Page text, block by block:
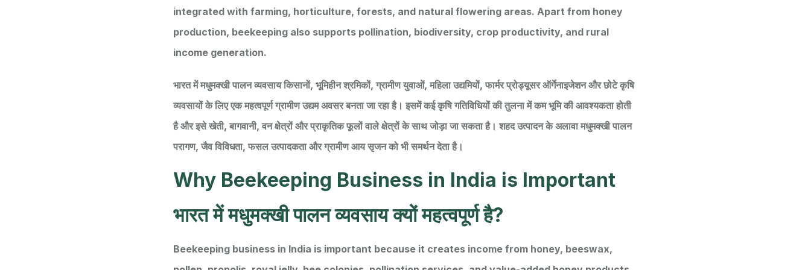
integrated with farming, horticulture, forests, and natural flowering areas. Apart from honey
production, beekeeping also supports pollination, biodiversity, crop productivity, and rural
income generation.
भारत में मधुमक्खी पालन व्यवसाय किसानों, भूमिहीन श्रमिकों, ग्रामीण युवाओं, महिला उद्यमियों, फार्मर प्रोड्यूसर ऑर्गेनाइजेशन और छोटे कृषि
व्यवसायों के लिए एक महत्वपूर्ण ग्रामीण उद्यम अवसर बनता जा रहा है। इसमें कई कृषि गतिविधियों की तुलना में कम भूमि की आवश्यकता होती
है और इसे खेती, बागवानी, वन क्षेत्रों और प्राकृतिक फूलों वाले क्षेत्रों के साथ जोड़ा जा सकता है। शहद उत्पादन के अलावा मधुमक्खी पालन
परागण, जैव विविधता, फसल उत्पादकता और ग्रामीण आय सृजन को भी समर्थन देता है।
Why Beekeeping Business in India is Important
भारत में मधुमक्खी पालन व्यवसाय क्यों महत्वपूर्ण है?
Beekeeping business in India is important because it creates income from honey, beeswax,